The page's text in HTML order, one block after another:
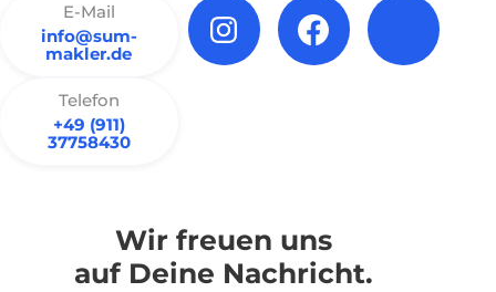
E-Mail
info@sum-
makler.de
Telefon
+49 (911)
37758430
Wir freuen uns
auf Deine Nachricht.